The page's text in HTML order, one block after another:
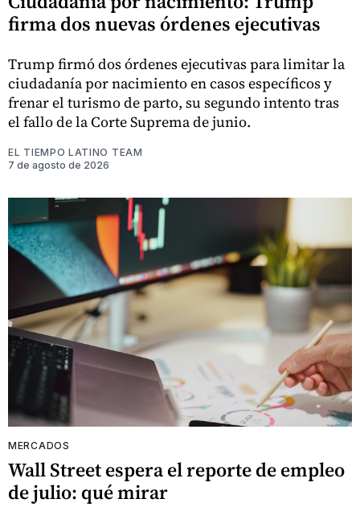
firma dos nuevas órdenes ejecutivas
Trump firmó dos órdenes ejecutivas para limitar la
ciudadanía por nacimiento en casos específicos y
frenar el turismo de parto, su segundo intento tras
el fallo de la Corte Suprema de junio.
EL TIEMPO LATINO TEAM
7 de agosto de 2026
MERCADOS
Wall Street espera el reporte de empleo
de julio: qué mirar